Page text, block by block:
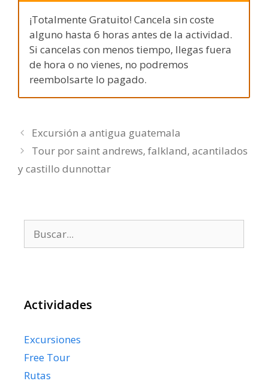
¡Totalmente Gratuito! Cancela sin coste
alguno hasta 6 horas antes de la actividad.
Si cancelas con menos tiempo, llegas fuera
de hora o no vienes, no podremos
reembolsarte lo pagado.
Excursión a antigua guatemala
Tour por saint andrews, falkland, acantilados
y castillo dunnottar
Actividades
Excursiones
Free Tour
Rutas